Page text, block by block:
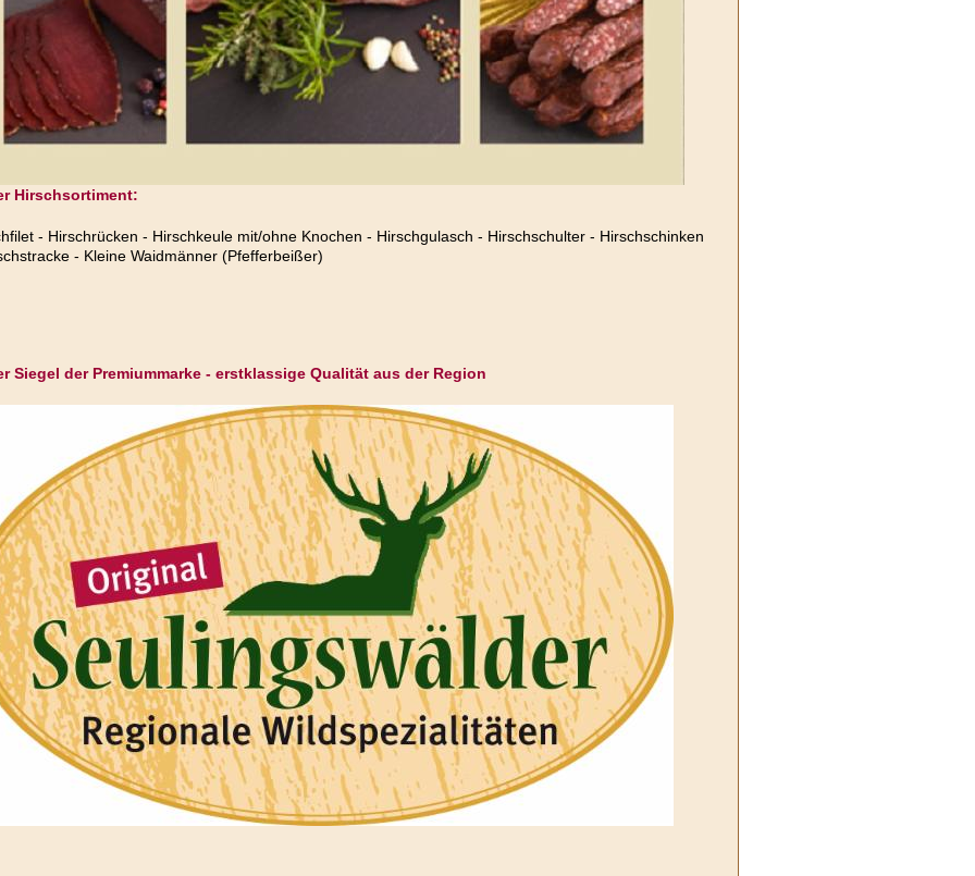
Hirschsortiment:
- Hirschrücken - Hirschkeule mit/ohne Knochen - Hirschgulasch - Hirschschulter - Hirschschinken
- Kleine Waidmänner (Pfefferbeißer)
Siegel der Premiummarke - erstklassige Qualität aus der Region